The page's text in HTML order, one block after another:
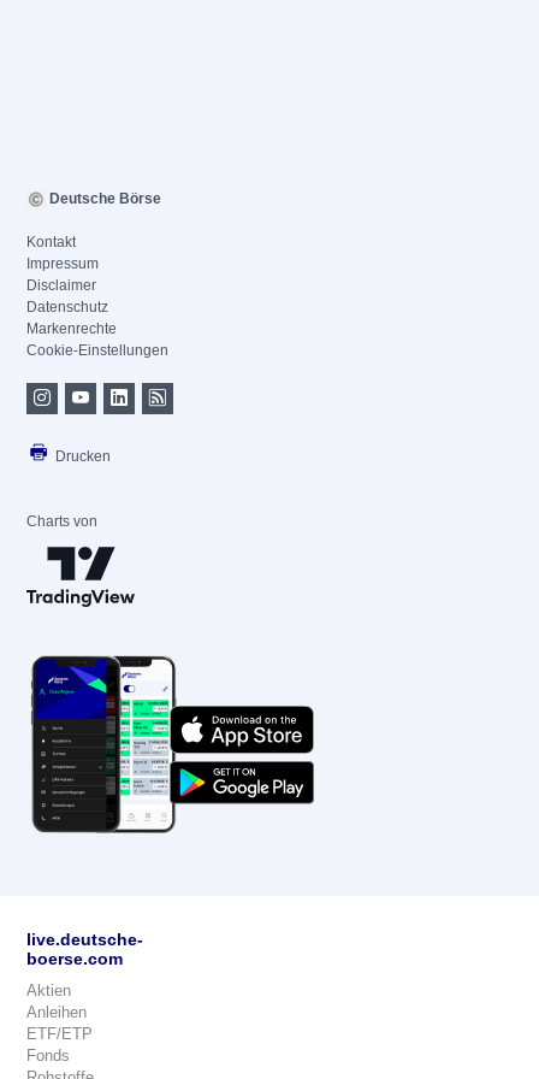
Deutsche Börse
Kontakt
Impressum
Disclaimer
Datenschutz
Markenrechte
Cookie-Einstellungen
Drucken
Charts von
live.deutsche-
boerse.com
Aktien
Anleihen
ETF/ETP
Fonds